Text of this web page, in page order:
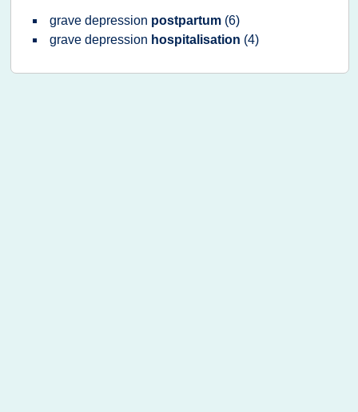
grave depression postpartum (6)
grave depression hospitalisation (4)